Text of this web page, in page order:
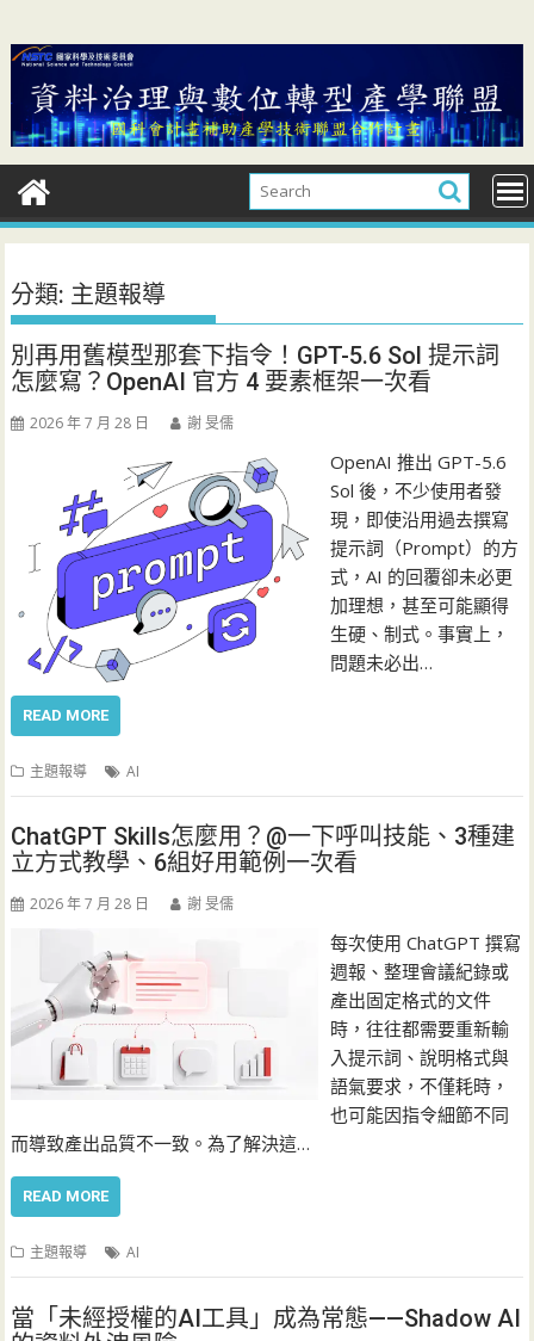
to
content
分類: 主題報導
別再用舊模型那套下指令！GPT-5.6 Sol 提示詞
怎麼寫？OpenAI 官方 4 要素框架一次看
2026 年 7 月 28 日 謝 旻儒
OpenAI 推出 GPT-5.6
Sol 後，不少使用者發
現，即使沿用過去撰寫
提示詞（Prompt）的方
式，AI 的回覆卻未必更
加理想，甚至可能顯得
生硬、制式。事實上，
問題未必出…
READ MORE
主題報導 AI
ChatGPT Skills怎麼用？@一下呼叫技能、3種建
立方式教學、6組好用範例一次看
2026 年 7 月 28 日 謝 旻儒
每次使用 ChatGPT 撰寫
週報、整理會議紀錄或
產出固定格式的文件
時，往往都需要重新輸
入提示詞、說明格式與
語氣要求，不僅耗時，
也可能因指令細節不同
而導致產出品質不一致。為了解決這…
READ MORE
主題報導 AI
當「未經授權的AI工具」成為常態——Shadow AI